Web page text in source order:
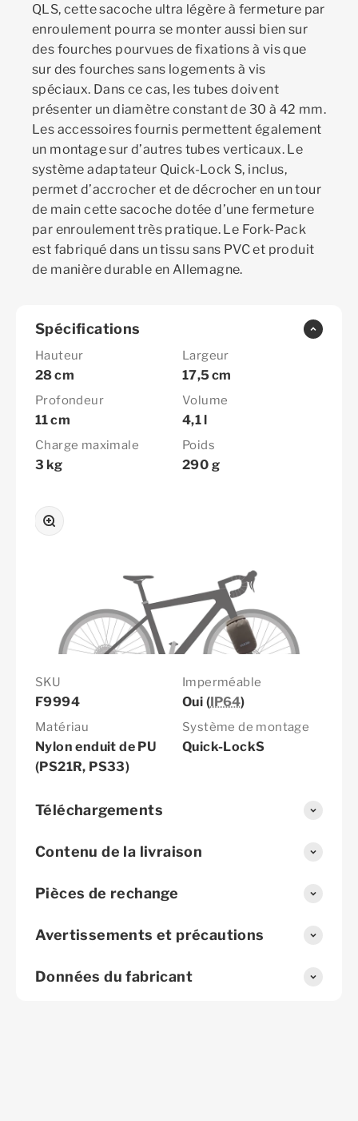
QLS, cette sacoche ultra légère à fermeture par
enroulement pourra se monter aussi bien sur
des fourches pourvues de fixations à vis que
sur des fourches sans logements à vis
spéciaux. Dans ce cas, les tubes doivent
présenter un diamètre constant de 30 à 42 mm.
Les accessoires fournis permettent également
un montage sur d’autres tubes verticaux. Le
système adaptateur Quick-Lock S, inclus,
permet d’accrocher et de décrocher en un tour
de main cette sacoche dotée d’une fermeture
par enroulement très pratique. Le Fork-Pack
est fabriqué dans un tissu sans PVC et produit
de manière durable en Allemagne.
Spécifications
Hauteur
28 cm
Largeur
17,5 cm
Profondeur
11 cm
Volume
4,1 l
Charge maximale
3 kg
Poids
290 g
SKU
F9994
Imperméable
Oui (IP64)
Matériau
Nylon enduit de PU
(PS21R, PS33)
Système de montage
Quick-LockS
Zoomer sur l'image
Téléchargements
Contenu de la livraison
Pièces de rechange
Avertissements et précautions
Données du fabricant